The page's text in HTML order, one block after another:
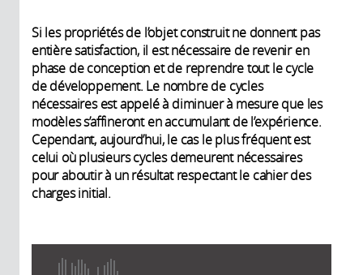
Si les propriétés de l’objet construit ne donnent pas
entière satisfaction, il est nécessaire de revenir en
phase de conception et de reprendre tout le cycle
de développement. Le nombre de cycles
nécessaires est appelé à diminuer à mesure que les
modèles s’affineront en accumulant de l’expérience.
Cependant, aujourd’hui, le cas le plus fréquent est
celui où plusieurs cycles demeurent nécessaires
pour aboutir à un résultat respectant le cahier des
charges initial.